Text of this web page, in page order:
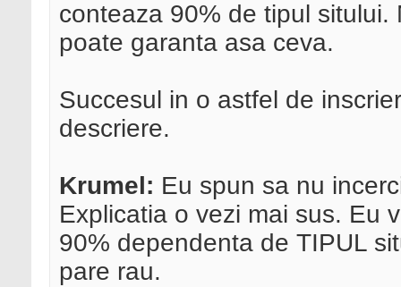
conteaza 90% de tipul
poate garanta asa ceva.
Succesul in o astfel de
descriere.
Krumel: Eu spun sa nu
Explicatia o vezi mai sus. Eu
90% dependenta de TIPUL
pare rau.